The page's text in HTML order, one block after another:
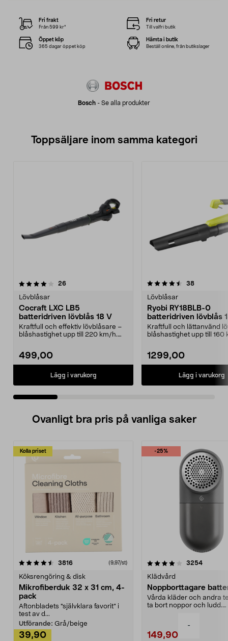
-
Bosch - Se alla produkter
Fri frakt
Från 599 kr*
Fri retur
Till valfri butik
Öppet köp
365 dagar öppet köp
Hämta i butik
Beställ online, från butikslager
Toppsäljare inom samma kategori
26recensioner
Lövblåsar
Cocraft LXC LB5
batteridriven lövblås 18 V
Kraftfull och effektiv lövblåsare –
blåshastighet upp till 220 km/h.
499,00
Lägg i varukorg
4.5 av 5 stjärnor 38recensioner
Lövblåsar
Ryobi RY18BLB-0
batteridriven lövblås
One+
Kraftfull och lättanvänd
blåshastighet upp till 160
1299,00
Lägg i varukorg
4.0 av 5 stjärnor
Ovanligt bra pris på vanliga saker
Kolla priset
3816recensioner (9,97/st)
Köksrengöring & disk
Mikrofiberduk 32 x 31 cm, 4-
pack
Aftonbladets "självklara favorit” i
test av d...
Utförande: Grå/beige
39,90
-25%
4.0av 5 stjärnor 3254
Klädvård
Noppborttagare
Vårda kläder och andra
ta bort noppor och ludd.
149,90
4.5av 5 stjärnor